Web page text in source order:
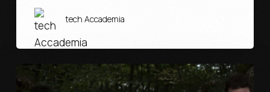
tech Accademia